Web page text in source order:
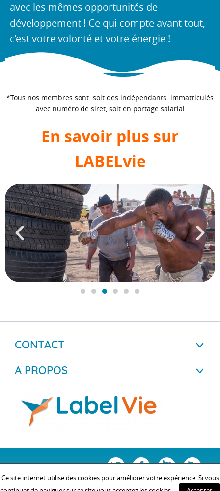
avec les mêmes opportunités de
développement ! Ce qui compte avant tout,
c’est votre volonté et votre énergie !
*Tous nos membres sont soit des indépendants immatriculés
avec numéro de siret, soit en portage salarial
En savoir plus sur
LABELvie
CONTACT
A PROPOS
Ce site internet utilise des cookies pour améliorer votre expérience. Si vous